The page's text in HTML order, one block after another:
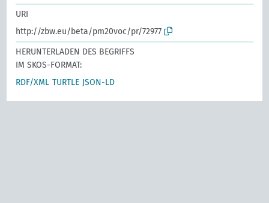
URI
http://zbw.eu/beta/pm20voc/pr/72977
HERUNTERLADEN DES BEGRIFFS
IM SKOS-FORMAT:
RDF/XML TURTLE JSON-LD